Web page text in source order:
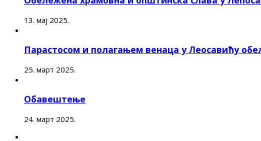
13. мај 2025.
Парастосом и полагањем венаца у Леосавићу
25. март 2025.
Обавештење
24. март 2025.